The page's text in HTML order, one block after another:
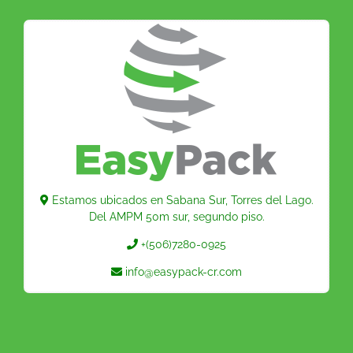
Estamos ubicados en Sabana Sur, Torres del Lago.
Del AMPM 50m sur, segundo piso.
+(506)7280-0925
info@easypack-cr.com